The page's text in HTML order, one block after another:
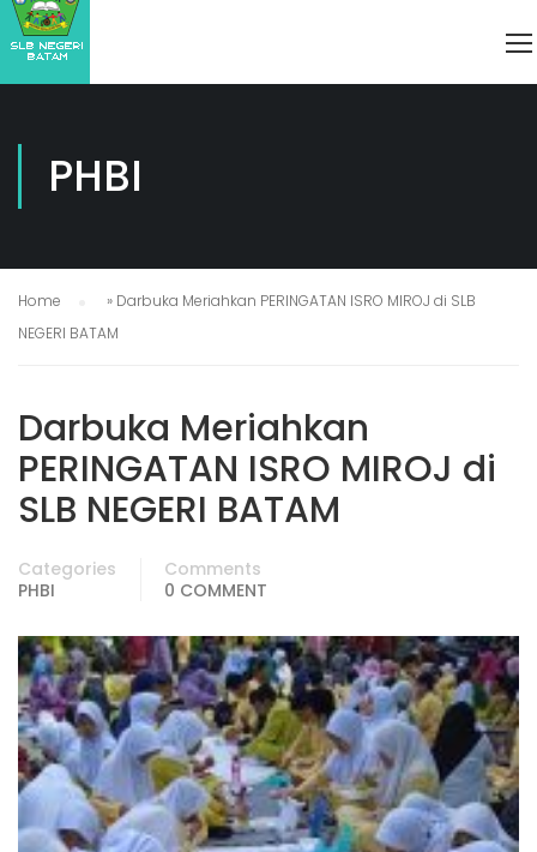
PHBI
Home » Darbuka Meriahkan PERINGATAN ISRO MIROJ di SLB
NEGERI BATAM
Darbuka Meriahkan
PERINGATAN ISRO MIROJ di
SLB NEGERI BATAM
Categories
PHBI
Comments
0 COMMENT